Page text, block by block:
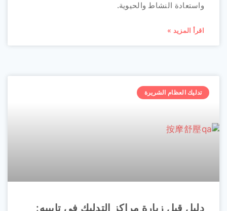
واستعادة النشاط والحيوية.
اقرأ المزيد »
تدليك العظام الشريرة
دليل قبل زيارة مراكز التدليك في تايبيه: